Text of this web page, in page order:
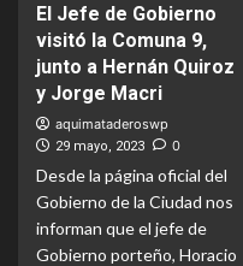
Las
protestas
contra
Metrobus
Alberdi
–
Directorio
no
El Jefe de Gobierno
visitó la Comuna 9,
junto a Hernán Quiroz
y Jorge Macri
aquimataderoswp
29 mayo, 2023 0
Desde la página oficial del
Gobierno de la Ciudad nos
informan que el jefe de
Gobierno porteño, Horacio